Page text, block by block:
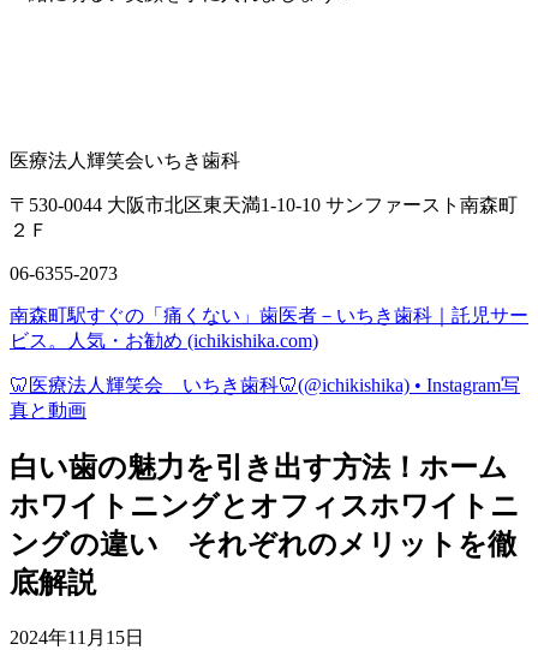
医療法人輝笑会いちき歯科
〒530-0044 大阪市北区東天満1-10-10 サンファースト南森町
２Ｆ
06-6355-2073
南森町駅すぐの「痛くない」歯医者－いちき歯科｜託児サー
ビス。人気・お勧め (ichikishika.com)
🦷医療法人輝笑会 いちき歯科🦷(@ichikishika) • Instagram写
真と動画
白い歯の魅力を引き出す方法！ホーム
ホワイトニングとオフィスホワイトニ
ングの違い それぞれのメリットを徹
底解説
2024年11月15日